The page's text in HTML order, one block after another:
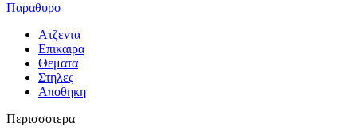
Παραθυρο
Ατζεντα
Επικαιρα
Θεματα
Στηλες
Αποθηκη
Περισσοτερα